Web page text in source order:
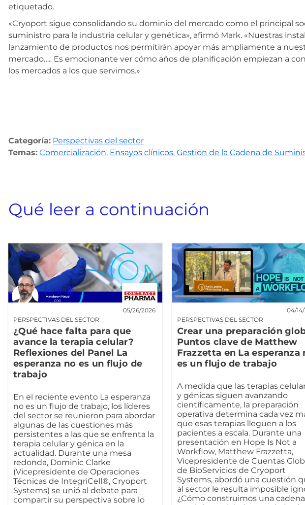
etiquetado.
«Cryoport sigue consolidando su dominio del mercado como el principal
suministro para la industria celular y genética», afirmó Mark. «Nuestras
lanzamiento de productos nos permitirán apoyar más ampliamente a
mercado….. Es emocionante ver cómo años de planificación empiezan a
los mercados a los que servimos.»
Categoría: Perspectivas del sector
Temas: Comercialización, Ensayos clínicos, Gestión de la Cadena de
Qué leer a continuación
PERSPECTIVAS DEL SECTOR
05/26/2026
¿Qué hace falta para que
avance la terapia celular?
Reflexiones del Panel La
esperanza no es un flujo de
trabajo
En el reciente evento La esperanza
no es un flujo de trabajo, los líderes
del sector se reunieron para abordar
algunas de las cuestiones más
persistentes a las que se enfrenta la
terapia celular y génica en la
actualidad. Durante una mesa
redonda, Dominic Clarke
(Vicepresidente de Operaciones
Técnicas de IntegriCell®, Cryoport
Systems) se unió al debate para
compartir su perspectiva sobre lo
PERSPECTIVAS DEL SECTOR
04/
Crear una preparación
Puntos clave de Matthew
Frazzetta en La esperanza
es un flujo de trabajo
A medida que las terapias
y génicas siguen avanzando
científicamente, la preparación
operativa determina cada vez
que esas terapias lleguen a los
pacientes a escala. Durante una
presentación en Hope Is Not a
Workflow, Matthew Frazzetta,
Vicepresidente de Cuentas
de BioServicios de Cryoport
Systems, abordó una cuestión
al sector le resulta imposible
¿Cómo construimos una